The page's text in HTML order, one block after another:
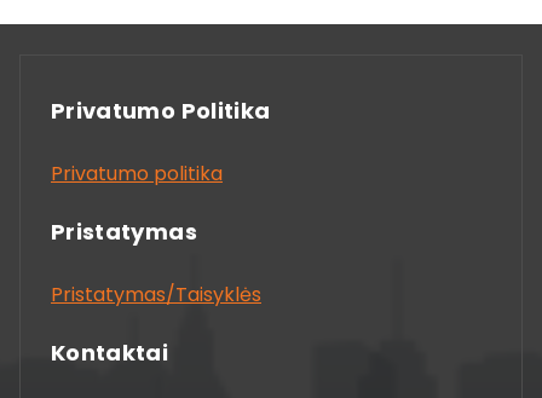
Privatumo Politika
Privatumo politika
Pristatymas
Pristatymas/Taisyklės
Kontaktai